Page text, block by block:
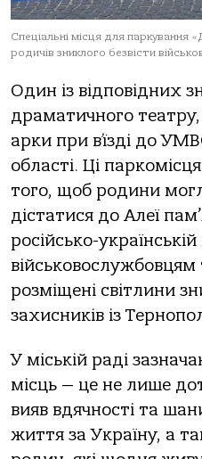
Спеціальні місця для паркування
родичів зниклого безвісти
Один із відповідних
драматичного
арки при в’їзді до
області. Ці
того, щоб родини
дістатися до Алеї
російсько-українській
військовослужбовцям
розміщені світлини
захисників із
У міській раді
місць — це не лише
вияв вдячності та
життя за Україну, а